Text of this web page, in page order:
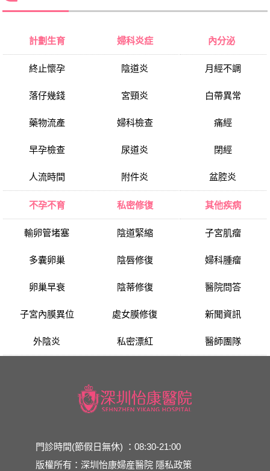
計劃生育
終止懷孕
落仔幾錢
藥物流產
早孕檢查
人流時間
婦科炎症
陰道炎
宮頸炎
婦科檢查
尿道炎
附件炎
內分泌
月經不調
白帶異常
痛經
閉經
盆腔炎
不孕不育
輸卵管堵塞
多囊卵巢
卵巢早衰
子宮內膜異位
外陰炎
私密修復
陰道緊縮
陰唇修復
陰蒂修復
處女膜修復
私密漂紅
其他疾病
子宮肌瘤
婦科腫瘤
醫院問答
新聞資訊
醫師團隊
門診時間(節假日無休) ：08:30-21:00
版權所有：深圳怡康婦産醫院 隱私政策